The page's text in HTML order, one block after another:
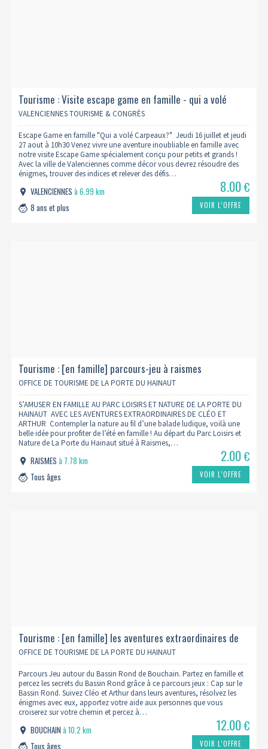
Tourisme : Visite escape game en famille - qui a volé
carpeaux ? - 10h30
VALENCIENNES TOURISME & CONGRÈS
Escape Game en famille "Qui a volé Carpeaux?" Jeudi 16 juillet et jeudi
27 aout à 10h30 Venez vivre une aventure inoubliable en famille avec
notre visite Escape Game spécialement conçu pour petits et grands !
Avec la ville de Valenciennes comme décor vous devrez résoudre des
énigmes, trouver des indices et relever des défis…
VALENCIENNESà 6.99 km
8 ans et plus
8.00€
VOIR L’OFFRE
Tourisme : [en famille] parcours-jeu à raismes
OFFICE DE TOURISME DE LA PORTE DU HAINAUT
S’AMUSER EN FAMILLE AU PARC LOISIRS ET NATURE DE LA PORTE DU
HAINAUT AVEC LES AVENTURES EXTRAORDINAIRES DE CLÉO ET
ARTHUR Contempler la nature au fil d’une balade ludique, voilà une
belle idée pour profiter de l’été en famille ! Au départ du Parc Loisirs et
Nature de La Porte du Hainaut situé à Raismes,…
RAISMESà 7.78 km
Tous âges
2.00€
VOIR L’OFFRE
Tourisme : [en famille] les aventures extraordinaires de
cléo et arthur - cap sur le bassin rond
OFFICE DE TOURISME DE LA PORTE DU HAINAUT
Parcours Jeu autour du Bassin Rond de Bouchain. Partez en famille et
percez les secrets du Bassin Rond grâce à ce parcours jeux : Cap sur le
Bassin Rond. Suivez Cléo et Arthur dans leurs aventures, résolvez les
énigmes avec eux, apportez votre aide aux personnes que vous
croiserez sur votre chemin et percez à…
BOUCHAINà 10.2 km
Tous âges
12.00€
VOIR L’OFFRE